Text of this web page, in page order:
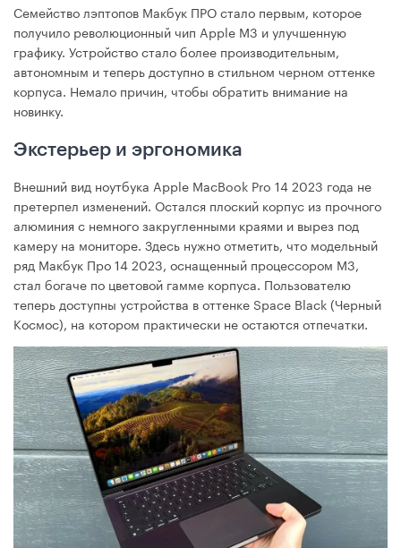
Семейство лэптопов Макбук ПРО стало первым, которое
получило революционный чип Apple M3 и улучшенную
графику. Устройство стало более производительным,
автономным и теперь доступно в стильном черном оттенке
корпуса. Немало причин, чтобы обратить внимание на
новинку.
Экстерьер и эргономика
Внешний вид ноутбука Apple MacBook Pro 14 2023 года не
претерпел изменений. Остался плоский корпус из прочного
алюминия с немного закругленными краями и вырез под
камеру на мониторе. Здесь нужно отметить, что модельный
ряд Макбук Про 14 2023, оснащенный процессором М3,
стал богаче по цветовой гамме корпуса. Пользователю
теперь доступны устройства в оттенке Space Black (Черный
Космос), на котором практически не остаются отпечатки.